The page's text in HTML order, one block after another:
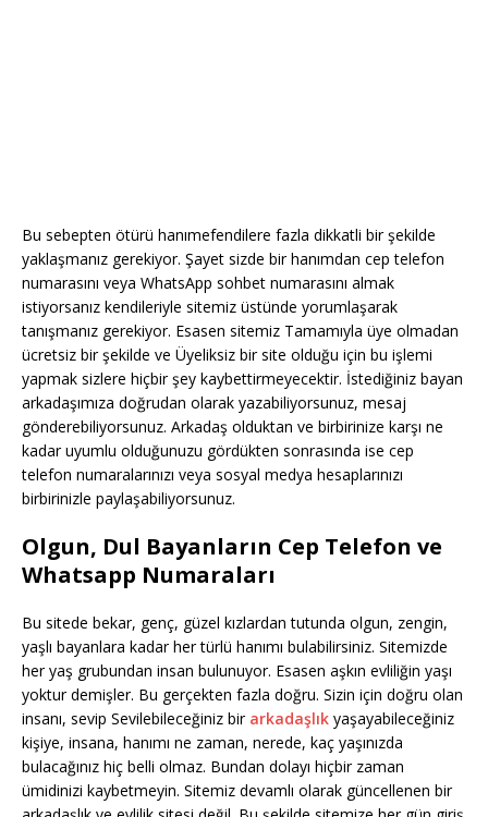
Bu sebepten ötürü hanımefendilere fazla dikkatli bir şekilde
yaklaşmanız gerekiyor. Şayet sizde bir hanımdan cep telefon
numarasını veya WhatsApp sohbet numarasını almak
istiyorsanız kendileriyle sitemiz üstünde yorumlaşarak
tanışmanız gerekiyor. Esasen sitemiz Tamamıyla üye olmadan
ücretsiz bir şekilde ve Üyeliksiz bir site olduğu için bu işlemi
yapmak sizlere hiçbir şey kaybettirmeyecektir. İstediğiniz bayan
arkadaşımıza doğrudan olarak yazabiliyorsunuz, mesaj
gönderebiliyorsunuz. Arkadaş olduktan ve birbirinize karşı ne
kadar uyumlu olduğunuzu gördükten sonrasında ise cep
telefon numaralarınızı veya sosyal medya hesaplarınızı
birbirinizle paylaşabiliyorsunuz.
Olgun, Dul Bayanların Cep Telefon ve
Whatsapp Numaraları
Bu sitede bekar, genç, güzel kızlardan tutunda olgun, zengin,
yaşlı bayanlara kadar her türlü hanımı bulabilirsiniz. Sitemizde
her yaş grubundan insan bulunuyor. Esasen aşkın evliliğin yaşı
yoktur demişler. Bu gerçekten fazla doğru. Sizin için doğru olan
insanı, sevip Sevilebileceğiniz bir arkadaşlık yaşayabileceğiniz
kişiye, insana, hanımı ne zaman, nerede, kaç yaşınızda
bulacağınız hiç belli olmaz. Bundan dolayı hiçbir zaman
ümidinizi kaybetmeyin. Sitemiz devamlı olarak güncellenen bir